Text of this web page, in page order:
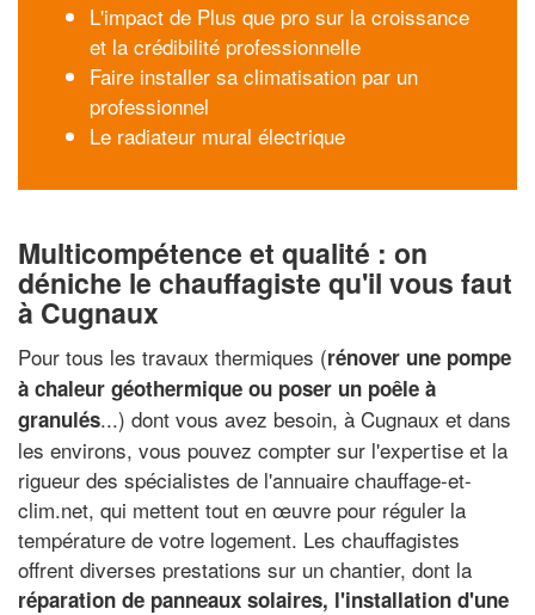
L'impact de Plus que pro sur la croissance
et la crédibilité professionnelle
Faire installer sa climatisation par un
professionnel
Le radiateur mural électrique
Multicompétence et qualité : on
déniche le chauffagiste qu'il vous faut
à Cugnaux
Pour tous les travaux thermiques (rénover une pompe
à chaleur géothermique ou poser un poêle à
granulés...) dont vous avez besoin, à Cugnaux et dans
les environs, vous pouvez compter sur l'expertise et la
rigueur des spécialistes de l'annuaire chauffage-et-
clim.net, qui mettent tout en œuvre pour réguler la
température de votre logement. Les chauffagistes
offrent diverses prestations sur un chantier, dont la
réparation de panneaux solaires, l'installation d'une